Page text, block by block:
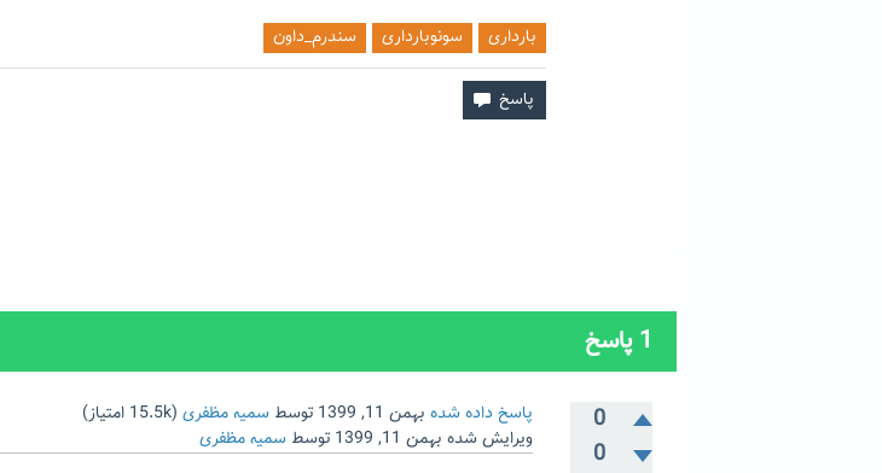
بارداری سونوبارداری سندرم_داون
1پاسخ
0
0
پاسخ داده شده بهمن 11, 1399 توسط سمیه مظفری (
15.5k امتیاز)
ویرایش شده بهمن 11, 1399 توسط سمیه مظفری